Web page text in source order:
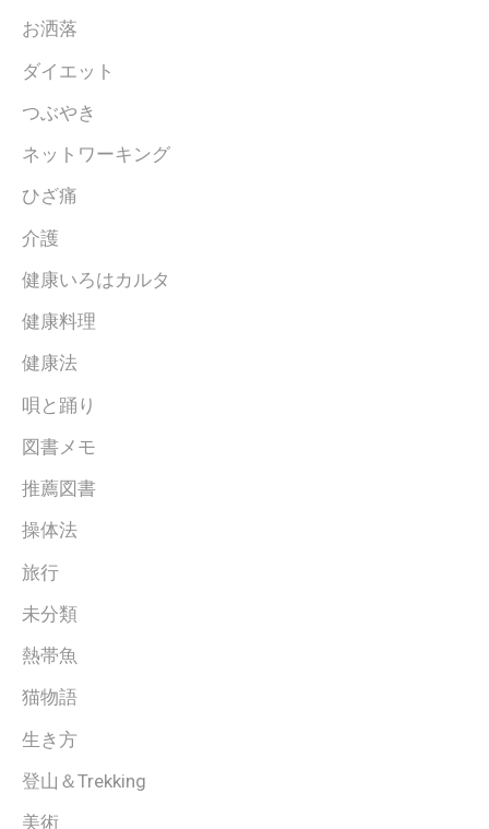
お洒落
ダイエット
つぶやき
ネットワーキング
ひざ痛
介護
健康いろはカルタ
健康料理
健康法
唄と踊り
図書メモ
推薦図書
操体法
旅行
未分類
熱帯魚
猫物語
生き方
登山＆Trekking
美術